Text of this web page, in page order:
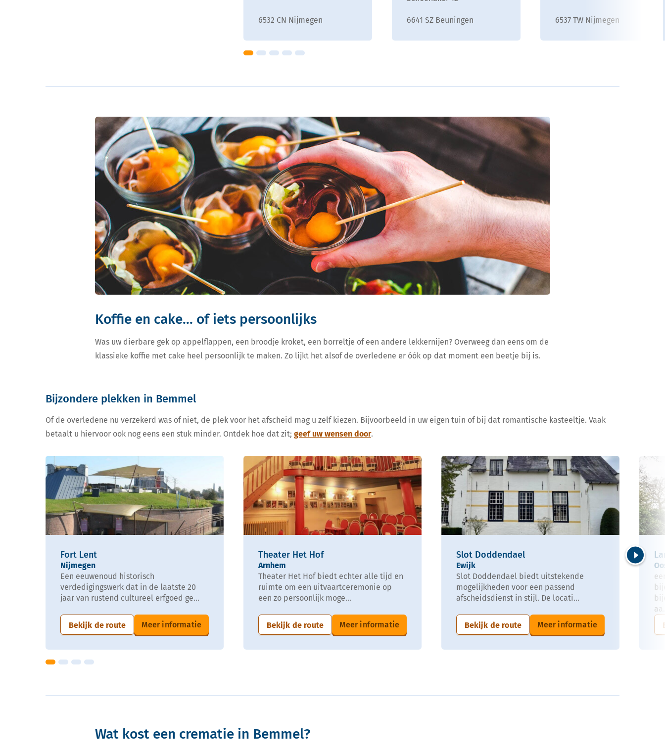
6532 CN Nijmegen 6641 SZ Beuningen 6537 TW Nijmegen
Koffie en cake... of iets persoonlijks
Was uw dierbare gek op appelflappen, een broodje kroket, een borreltje of een andere lekkernijen? Overweeg dan eens om de
klassieke koffie met cake heel persoonlijk te maken. Zo lijkt het alsof de overledene er óók op dat moment een beetje bij is.
Bijzondere plekken in Bemmel
Of de overledene nu verzekerd was of niet, de plek voor het afscheid mag u zelf kiezen. Bijvoorbeeld in uw eigen tuin of bij dat romantische kasteeltje. Vaak
betaalt u hiervoor ook nog eens een stuk minder. Ontdek hoe dat zit; geef uw wensen door.
Fort Lent
Nijmegen
Een eeuwenoud historisch
verdedigingswerk dat in de laatste 20
jaar van rustend cultureel erfgoed ge...
Bekijk de route Meer informatie
Theater Het Hof
Arnhem
Theater Het Hof biedt echter alle tijd en
ruimte om een uitvaartceremonie op
een zo persoonlijk moge...
Bekijk de route Meer informatie
Slot Doddendael
Ewijk
Slot Doddendael biedt uitstekende
mogelijkheden voor een passend
afscheidsdienst in stijl. De locati...
Bekijk de route Meer informatie
Volgende
Wat kost een crematie in Bemmel?